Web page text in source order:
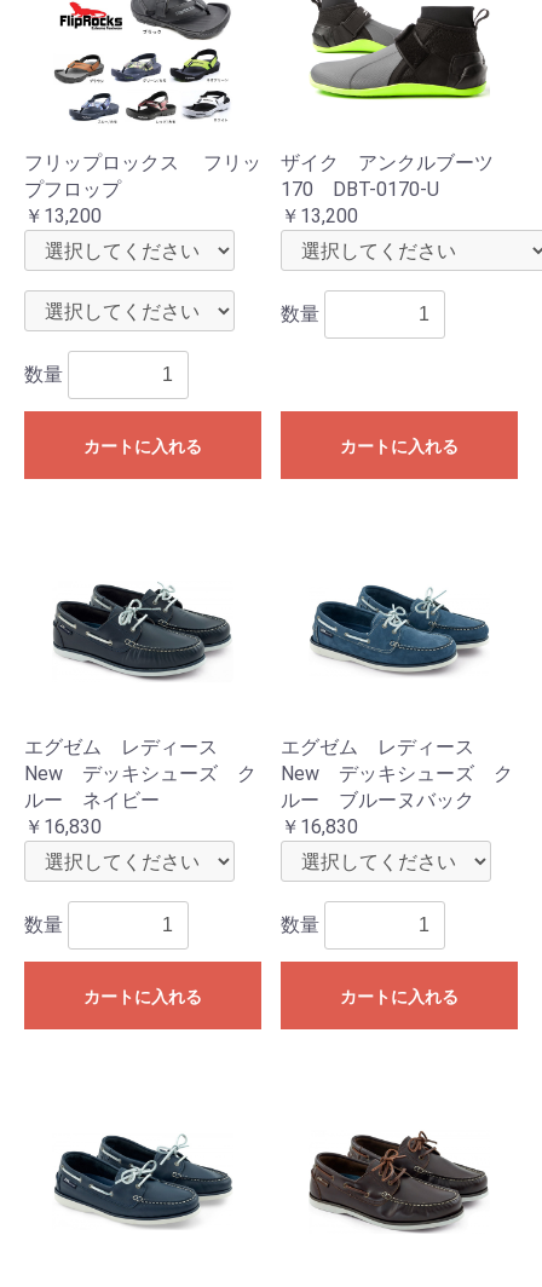
フリップロックス フリッ
プフロップ
￥13,200
数量
カートに入れる
ザイク アンクルブーツ
170 DBT-0170-U
￥13,200
数量
カートに入れる
エグゼム レディース
New デッキシューズ ク
ルー ネイビー
￥16,830
数量
カートに入れる
エグゼム レディース
New デッキシューズ ク
ルー ブルーヌバック
￥16,830
数量
カートに入れる